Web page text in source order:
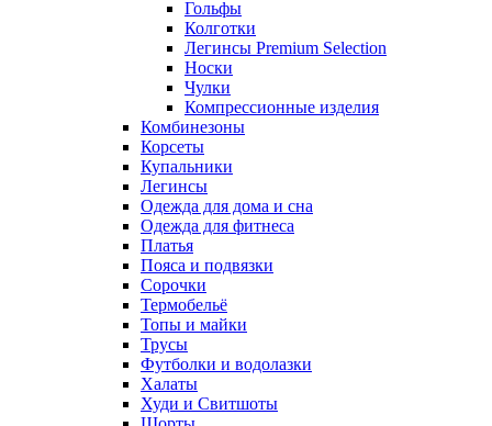
Гольфы
Колготки
Легинсы Premium Selection
Носки
Чулки
Компрессионные изделия
Комбинезоны
Корсеты
Купальники
Легинсы
Одежда для дома и сна
Одежда для фитнеса
Платья
Пояса и подвязки
Сорочки
Термобельё
Топы и майки
Трусы
Футболки и водолазки
Халаты
Худи и Свитшоты